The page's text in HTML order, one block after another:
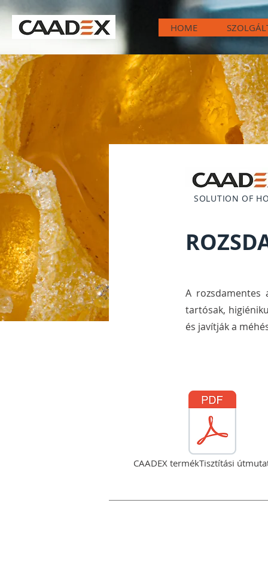
HOME
SOLUTION OF
A rozsdamentes
tartósak,
és javítják a
CAADEX termékTisztítási